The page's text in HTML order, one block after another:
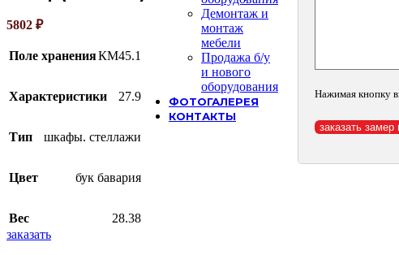
Демонтаж и
монтаж
мебели
Продажа б/у
и нового
оборудования
ФОТОГАЛЕРЕЯ
КОНТАКТЫ
Нажимая кнопку
5802 ₽
Поле храненияКМ45.1
Характеристики 27.9
Тип шкафы. стеллажи
Цвет бук бавария
Вес
28.38
заказать